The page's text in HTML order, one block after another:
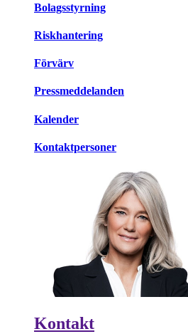
Bolagsstyrning
Riskhantering
Förvärv
Pressmeddelanden
Kalender
Kontaktpersoner
Kontakt